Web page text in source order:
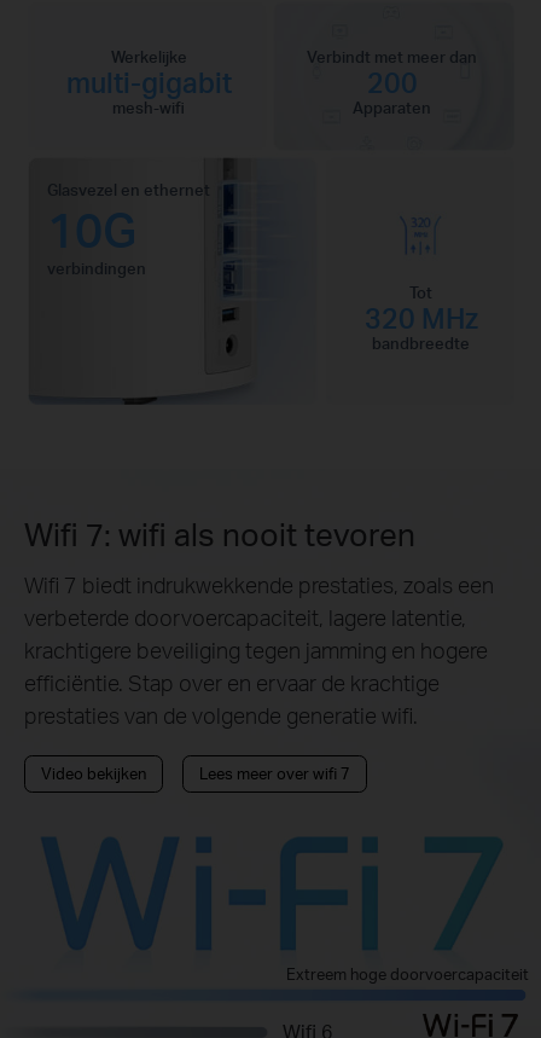
Werkelijke
multi-gigabit
mesh-wifi
Verbindt met meer dan
200
Apparaten
Glasvezel en ethernet
10G
verbindingen
Tot
320 MHz
bandbreedte
Wifi 7: wifi als nooit tevoren
Wifi 7 biedt indrukwekkende prestaties, zoals een
verbeterde doorvoercapaciteit, lagere latentie,
krachtigere beveiliging tegen jamming en hogere
efficiëntie. Stap over en ervaar de krachtige
prestaties van de volgende generatie wifi.
Video bekijken Lees meer over wifi 7
Extreem hoge doorvoercapaciteit
Wifi 6